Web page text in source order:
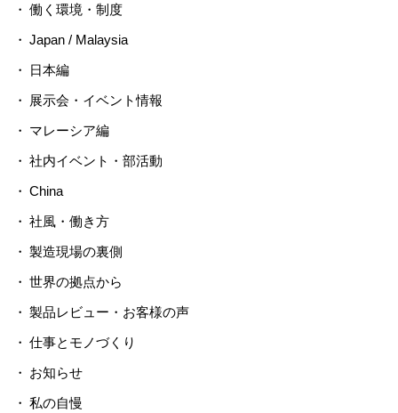
働く環境・制度
Japan / Malaysia
日本編
展示会・イベント情報
マレーシア編
社内イベント・部活動
China
社風・働き方
製造現場の裏側
世界の拠点から
製品レビュー・お客様の声
仕事とモノづくり
お知らせ
私の自慢